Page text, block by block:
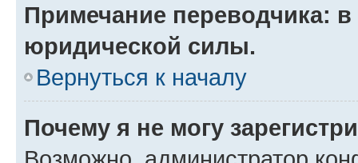
Примечание переводчика:
юридической силы.
Вернуться к началу
Почему я не могу